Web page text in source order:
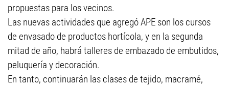
propuestas para los vecinos.
Las nuevas actividades que agregó APE son los cursos
de envasado de productos hortícola, y en la segunda
mitad de año, habrá talleres de embazado de embutidos,
peluquería y decoración.
En tanto, continuarán las clases de tejido, macramé,